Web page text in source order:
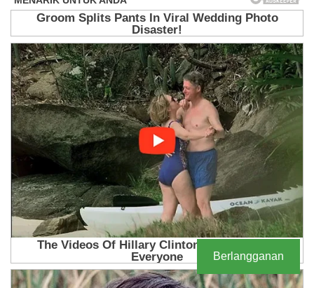
Berlangganan